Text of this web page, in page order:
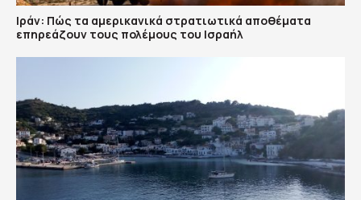
Ιράν: Πώς τα αμερικανικά στρατιωτικά αποθέματα
επηρεάζουν τους πολέμους του Ισραήλ